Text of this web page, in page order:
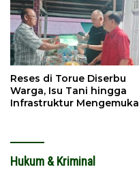
Reses di Torue Diserbu
Warga, Isu Tani hingga
Infrastruktur Mengemuka
Hukum & Kriminal